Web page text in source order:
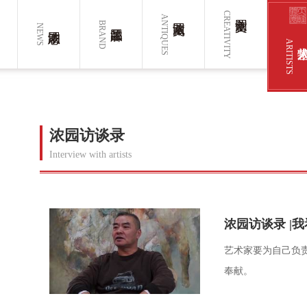
NEWS BRAND ANTIQUES CREATIVITY ARITISTS
浓园访谈录
Interview with artists
艺术家要为自己负
奉献。